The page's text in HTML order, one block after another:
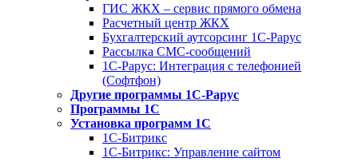
ГИС ЖКХ – сервис прямого обмена
Расчетный центр ЖКХ
Бухгалтерский аутсорсинг 1С-Рарус
Рассылка СМС-сообщений
1С-Рарус: Интеграция с телефонией
(Софтфон)
Другие программы 1С-Рарус
Программы 1С
Установка программ 1С
1С-Битрикс
1С-Битрикс: Управление сайтом